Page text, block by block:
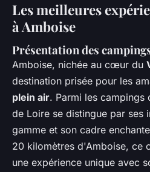
Les meilleures
à Amboise
Présentation des
Amboise, nichée au cœur du
destination prisée pour les
plein air. Parmi les campings
de Loire se distingue par ses
gamme et son cadre
20 kilomètres d'Amboise, ce
une expérience unique avec